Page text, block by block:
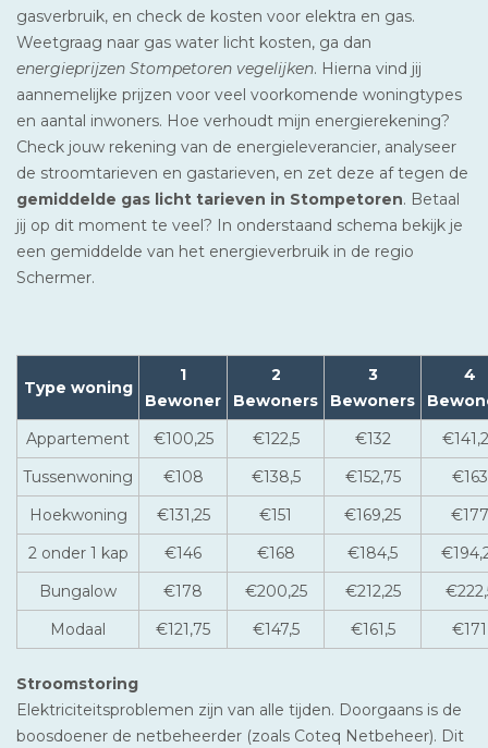
gasverbruik, en check de kosten voor elektra en gas.
Weetgraag naar gas water licht kosten, ga dan
energieprijzen Stompetoren vegelijken. Hierna vind jij
aannemelijke prijzen voor veel voorkomende woningtypes
en aantal inwoners. Hoe verhoudt mijn energierekening?
Check jouw rekening van de energieleverancier, analyseer
de stroomtarieven en gastarieven, en zet deze af tegen de
gemiddelde gas licht tarieven in Stompetoren. Betaal
jij op dit moment te veel? In onderstaand schema bekijk je
een gemiddelde van het energieverbruik in de regio
Schermer.
Type woning
1
Bewoner
2
Bewoners
3
Bewoners
4
Appartement
€100,25 €122,5 €132
Tussenwoning
€108 €138,5 €152,75
€163
Hoekwoning
€131,25 €151 €169,25
€177
2 onder 1 kap
€146 €168 €184,5
Bungalow
€178 €200,25 €212,25
Modaal
€121,75 €147,5 €161,5 €171
Stroomstoring
Elektriciteitsproblemen zijn van alle tijden. Doorgaans is de
boosdoener de netbeheerder (zoals Coteq Netbeheer). Dit